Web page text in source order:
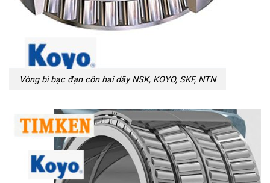
Vòng bi bạc đạn côn hai dãy NSK, KOYO, SKF, NTN